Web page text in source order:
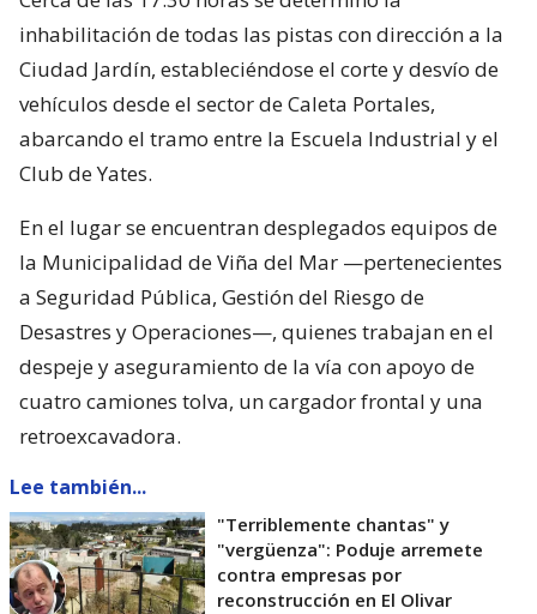
inhabilitación de todas las pistas con dirección a la
Ciudad Jardín, estableciéndose el corte y desvío de
vehículos desde el sector de Caleta Portales,
abarcando el tramo entre la Escuela Industrial y el
Club de Yates.
En el lugar se encuentran desplegados equipos de
la Municipalidad de Viña del Mar —pertenecientes
a Seguridad Pública, Gestión del Riesgo de
Desastres y Operaciones—, quienes trabajan en el
despeje y aseguramiento de la vía con apoyo de
cuatro camiones tolva, un cargador frontal y una
retroexcavadora.
Lee también...
"Terriblemente chantas" y
"vergüenza": Poduje arremete
contra empresas por
reconstrucción en El Olivar